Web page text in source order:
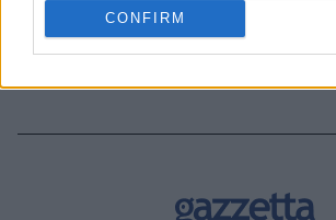
CONFIRM
BEST OF